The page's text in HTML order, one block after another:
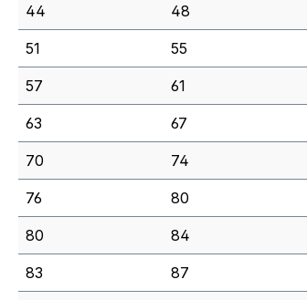
44 48
51 55
57 61
63 67
70 74
76 80
80 84
83 87